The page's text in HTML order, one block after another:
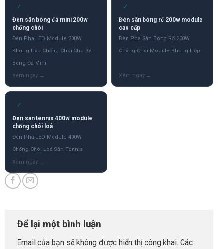
✓
Đèn sân bóng đá mini 200w
chống chói
Đèn Pha LED Module 200W
Khung Hộp Chống Chói Cho Sân
Bóng Đá Mini
✓
Đèn sân bóng rổ 200w module
cao cấp
Đèn Pha Sân Bóng Rổ 200W
Chống Chói Module Khung Hộp
✓
Đèn sân tennis 400w module
chống chói loá
Đèn Pha LED Module 400W
Chống Chói Loá Sân Tennis
Để lại một bình luận
Email của bạn sẽ không được hiển thị công khai. Các